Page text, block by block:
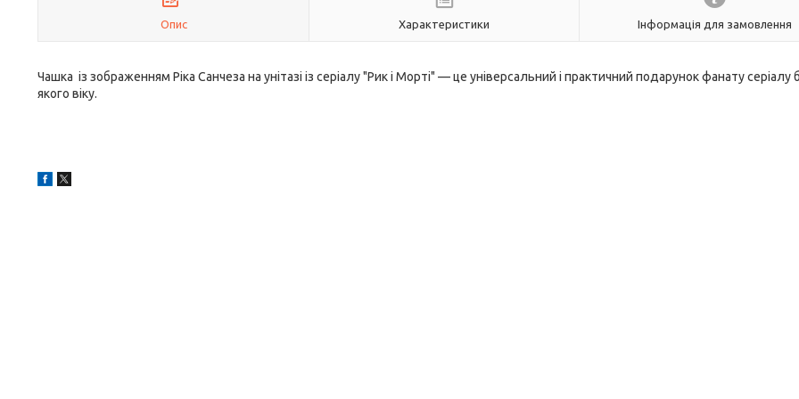
Опис Характеристики Інформація для замовлення
Чашка із зображенням Ріка Санчеза на унітазі із серіалу "Рик і Морті" — це універсальний і практичний подарунок фанату серіалу
якого віку.